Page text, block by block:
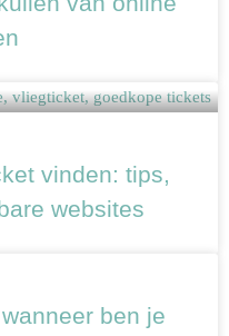
vinden: tips,
websites
ben je